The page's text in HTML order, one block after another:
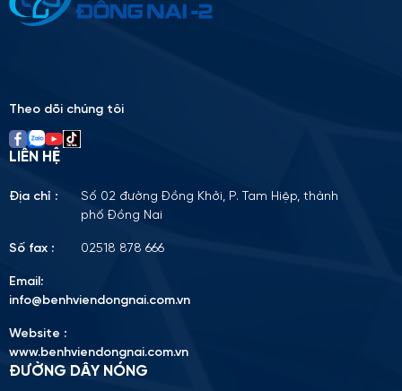
Please
Theo dõi chúng tôi
LIÊN HỆ
Địa chỉ :
Số 02 đường Đồng Khởi, P. Tam Hiệp, thành
phố Đồng Nai
Số fax : 02518 878 666
Email:
info@benhviendongnai.com.vn
Website :
www.benhviendongnai.com.vn
ĐƯỜNG DÂY NÓNG